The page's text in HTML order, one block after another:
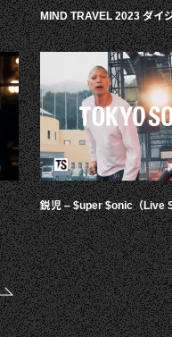
MIND TRAVEL 2023 ダイ
鋭児 – $uper $onic（Live